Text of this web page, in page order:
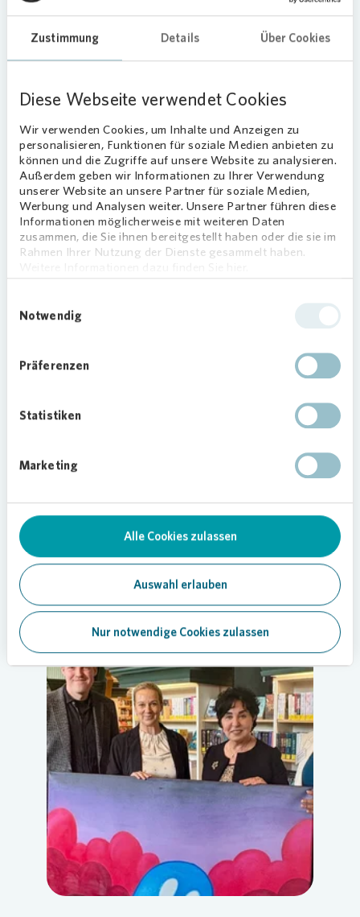
Zustimmung Details Über Cookies
Diese Webseite verwendet Cookies
Wir verwenden Cookies, um Inhalte und Anzeigen zu
personalisieren, Funktionen für soziale Medien anbieten zu
können und die Zugriffe auf unsere Website zu analysieren.
Außerdem geben wir Informationen zu Ihrer Verwendung
unserer Website an unsere Partner für soziale Medien,
Werbung und Analysen weiter. Unsere Partner führen diese
Informationen möglicherweise mit weiteren Daten
zusammen, die Sie ihnen bereitgestellt haben oder die sie im
Rahmen Ihrer Nutzung der Dienste gesammelt haben.
Notwendig
Präferenzen
Statistiken
Marketing
Alle Cookies zulassen
Auswahl erlauben
Nur notwendige Cookies zulassen
Gemeinsame Erlebnisse im Filmpark
möglich
01.07.2026
Anzeigen
BERLIN
Lachen, Toben, Zusammensein: Kinderfeste
BERLIN